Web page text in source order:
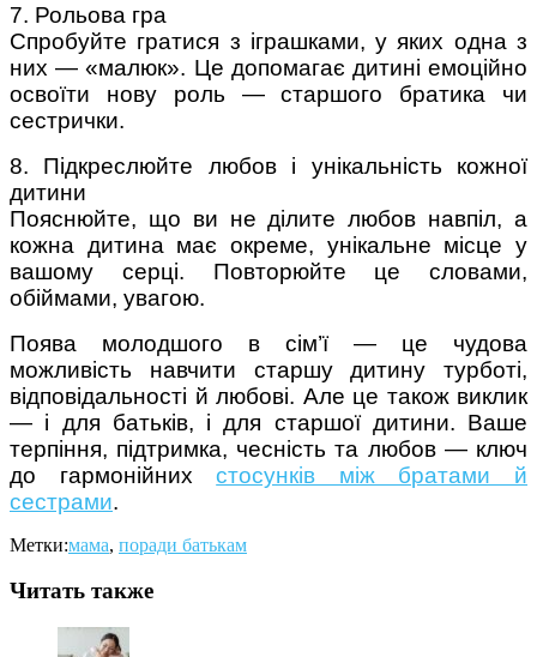
7. Рольова гра
Спробуйте гратися з іграшками, у яких одна з
них — «малюк». Це допомагає дитині емоційно
освоїти нову роль — старшого братика чи
сестрички.
8. Підкреслюйте любов і унікальність кожної
дитини
Пояснюйте, що ви не ділите любов навпіл, а
кожна дитина має окреме, унікальне місце у
вашому серці. Повторюйте це словами,
обіймами, увагою.
Поява молодшого в сім’ї — це чудова
можливість навчити старшу дитину турботі,
відповідальності й любові. Але це також виклик
— і для батьків, і для старшої дитини. Ваше
терпіння, підтримка, чесність та любов — ключ
до гармонійнихстосунків між братами й
сестрами.
Метки:мама, поради батькам
Читать также